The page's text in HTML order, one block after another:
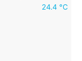
24.4 °C